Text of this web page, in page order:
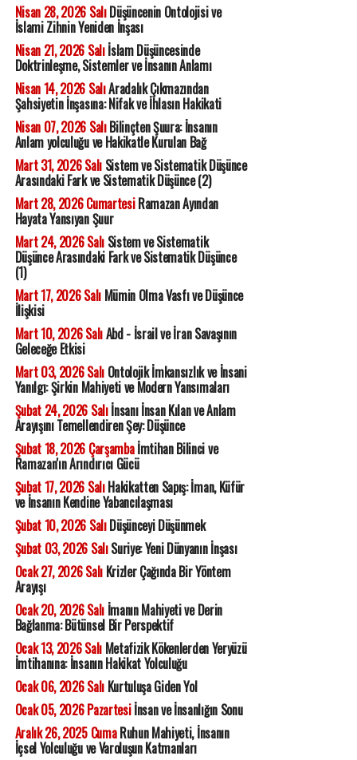
Nisan 28, 2026 SalıDüşüncenin Ontolojisi ve
İslami Zihnin Yeniden İnşası
Nisan 21, 2026 Salıİslam Düşüncesinde
Doktrinleşme, Sistemler ve İnsanın Anlamı
Nisan 14, 2026 SalıAradalık Çıkmazından
Şahsiyetin İnşasına: Nifak ve İhlasın Hakikati
Nisan 07, 2026 SalıBilinçten Şuura: İnsanın
Anlam yolculuğu ve Hakikatle Kurulan Bağ
Mart 31, 2026 SalıSistem ve Sistematik Düşünce
Arasındaki Fark ve Sistematik Düşünce (2)
Mart 28, 2026 CumartesiRamazan Ayından
Hayata Yansıyan Şuur
Mart 24, 2026 SalıSistem ve Sistematik
Düşünce Arasındaki Fark ve Sistematik Düşünce
(1)
Mart 17, 2026 SalıMümin Olma Vasfı ve Düşünce
İlişkisi
Mart 10, 2026 SalıAbd - İsrail ve İran Savaşının
Geleceğe Etkisi
Mart 03, 2026 SalıOntolojik İmkansızlık ve İnsani
Yanılgı: Şirkin Mahiyeti ve Modern Yansımaları
Şubat 24, 2026 Salıİnsanı İnsan Kılan ve Anlam
Arayışını Temellendiren Şey: Düşünce
Şubat 18, 2026 Çarşambaİmtihan Bilinci ve
Ramazan'ın Arındırıcı Gücü
Şubat 17, 2026 SalıHakikatten Sapış: İman, Küfür
ve İnsanın Kendine Yabancılaşması
Şubat 10, 2026 SalıDüşünceyi Düşünmek
Şubat 03, 2026 SalıSuriye: Yeni Dünyanın İnşası
Ocak 27, 2026 SalıKrizler Çağında Bir Yöntem
Arayışı
Ocak 20, 2026 Salıİmanın Mahiyeti ve Derin
Bağlanma: Bütünsel Bir Perspektif
Ocak 13, 2026 SalıMetafizik Kökenlerden Yeryüzü
İmtihanına: İnsanın Hakikat Yolculuğu
Ocak 06, 2026 SalıKurtuluşa Giden Yol
Ocak 05, 2026 Pazartesiİnsan ve İnsanlığın Sonu
Aralık 26, 2025 CumaRuhun Mahiyeti, İnsanın
İçsel Yolculuğu ve Varoluşun Katmanları